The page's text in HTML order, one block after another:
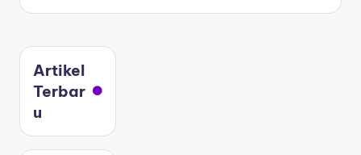
Artikel
Terbar
u